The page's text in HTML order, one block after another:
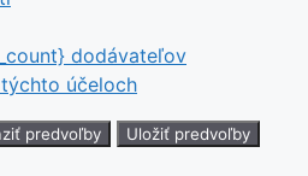
dodávateľov
účeloch
predvoľby Uložiť predvoľby